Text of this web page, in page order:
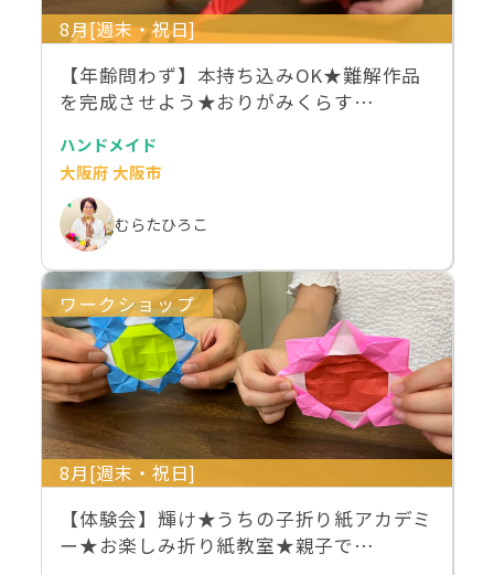
8月[週末・祝日]
【年齢問わず】本持ち込みOK★難解作品
を完成させよう★おりがみくらす…
ハンドメイド
大阪府 大阪市
むらたひろこ
ワークショップ
8月[週末・祝日]
【体験会】輝け★うちの子折り紙アカデミ
ー★お楽しみ折り紙教室★親子で…